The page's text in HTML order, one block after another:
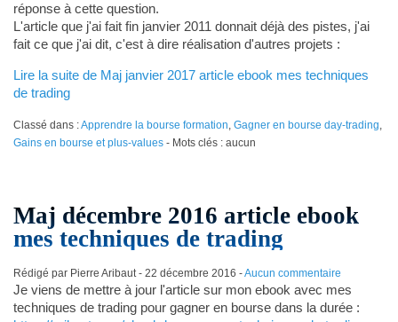
réponse à cette question.
L'article que j'ai fait fin janvier 2011 donnait déjà des pistes, j'ai
fait ce que j'ai dit, c'est à dire réalisation d'autres projets :
Lire la suite de Maj janvier 2017 article ebook mes techniques
de trading
Classé dans :Apprendre la bourse formation, Gagner en bourse day-trading,
Gains en bourse et plus-values- Mots clés : aucun
Maj décembre 2016 article ebook
mes techniques de trading
Rédigé par Pierre Aribaut - 22 décembre 2016 -Aucun commentaire
Je viens de mettre à jour l'article sur mon ebook avec mes
techniques de trading pour gagner en bourse dans la durée :